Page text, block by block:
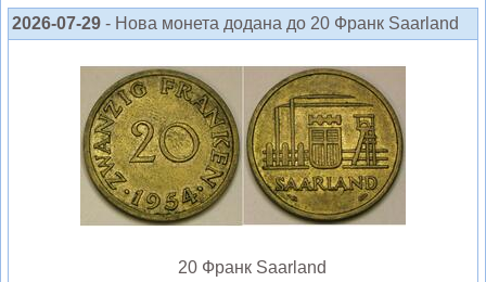
2026-07-29 - Нова монета додана до 20 Франк Saarland
20 Франк Saarland